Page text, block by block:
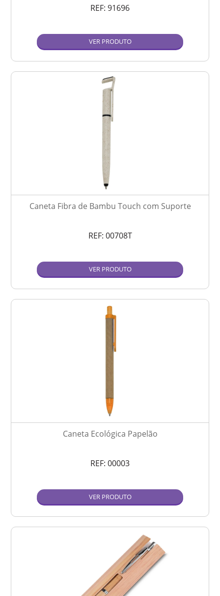
REF: 91696
VER PRODUTO
Caneta Fibra de Bambu Touch com Suporte
REF: 00708T
VER PRODUTO
Caneta Ecológica Papelão
REF: 00003
VER PRODUTO